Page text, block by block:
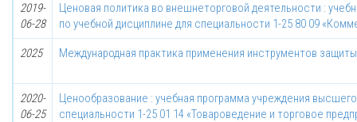
2019-
06-28
Ценовая политика во внешнеторговой деятельности :
по учебной дисциплине для специальности 1-25 80 09
2025 Международная практика применения инструментов
2020-
06-25
Ценообразование : учебная программа учреждения
специальности 1-25 01 14 «Товароведение и торговое